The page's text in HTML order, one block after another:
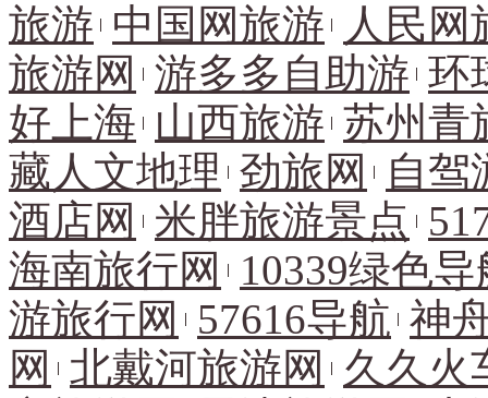
旅游 中国网旅游 人民网
旅游网 游多多自助游 环
好上海 山西旅游 苏州青
藏人文地理 劲旅网
自驾
酒店网 米胖旅游景点
海南旅行网
10339绿色导
游旅行网
57616导航 神
网 北戴河旅游网
久久火